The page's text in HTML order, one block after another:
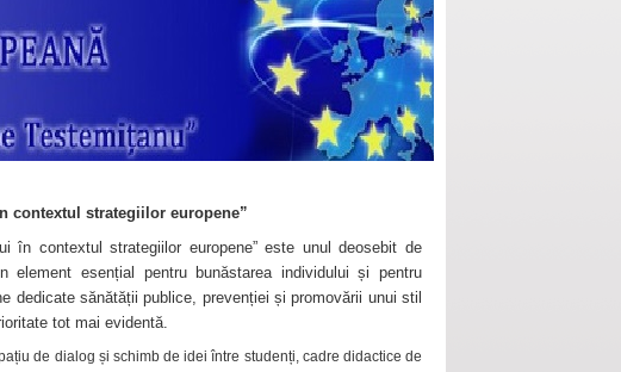
contextul strategiilor europene”
în contextul strategiilor europene” este unul deosebit de
element esențial pentru bunăstarea individului și pentru
dedicate sănătății publice, prevenției și promovării unui stil
tot mai evidentă.
de dialog și schimb de idei între studenți, cadre didactice de